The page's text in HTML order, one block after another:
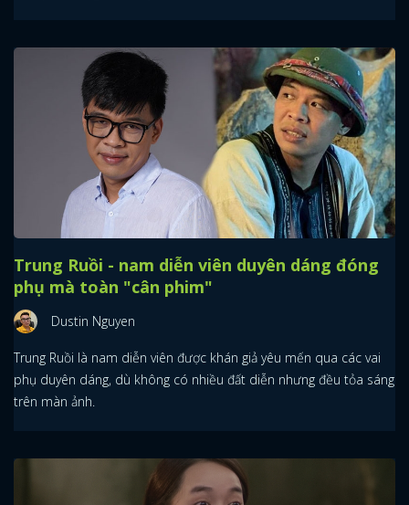
Trung Ruồi - nam diễn viên duyên dáng đóng
phụ mà toàn "cân phim"
Dustin Nguyen
Trung Ruồi là nam diễn viên được khán giả yêu mến qua các vai
phụ duyên dáng, dù không có nhiều đất diễn nhưng đều tỏa sáng
trên màn ảnh.